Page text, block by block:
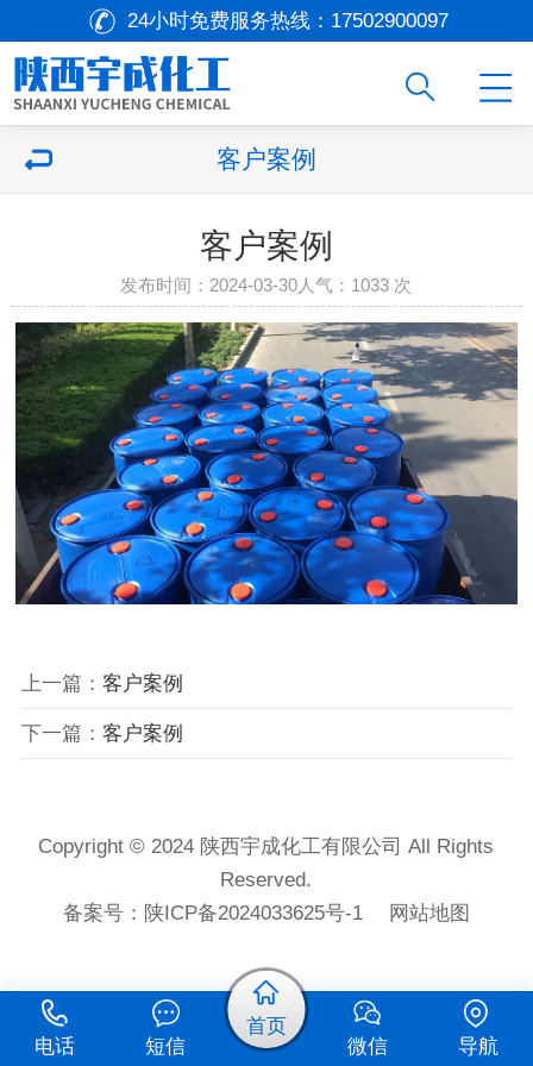
24小时免费服务热线： 17502900097
客户案例
客户案例
发布时间：2024-03-30 人气： 1033 次
上一篇： 客户案例
下一篇： 客户案例
Copyright © 2024 陕西宇成化工有限公司 All Rights
Reserved.
备案号： 陕ICP备2024033625号-1 网站地图
电话 短信
首页
微信
导航